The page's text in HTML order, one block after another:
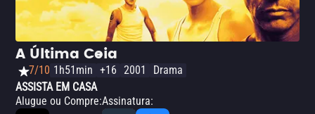
A Última Ceia
7/10 1h51min +16 2001
Drama
ASSISTA EM CASA
Alugue ou Compre:Assinatura: